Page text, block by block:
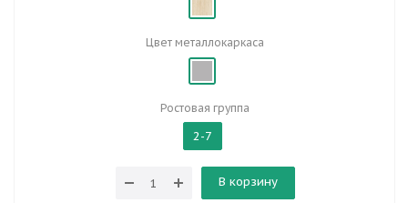
Цвет металлокаркаса
Ростовая группа
2-7
В корзину